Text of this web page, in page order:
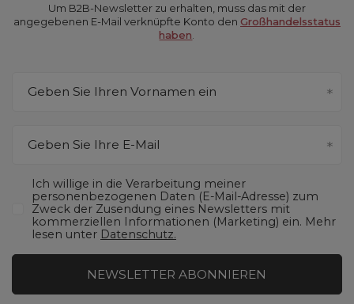
Um B2B-Newsletter zu erhalten, muss das mit der
angegebenen E-Mail verknüpfte Konto den Großhandelsstatus
haben
Geben Sie Ihren Vornamen ein
Geben Sie Ihre E-Mail
Ich willige in die Verarbeitung meiner
personenbezogenen Daten (E-Mail-Adresse) zum
Zweck der Zusendung eines Newsletters mit
kommerziellen Informationen (Marketing) ein. Mehr
lesen unter Datenschutz.
NEWSLETTER ABONNIEREN